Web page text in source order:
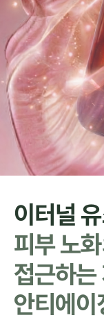
이터널
피부 노
접근하는
안티에이